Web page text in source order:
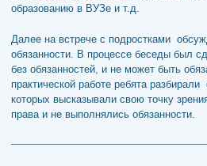
образованию в ВУЗе и т.д.
Далее на встрече с подростками
обязанности. В процессе беседы был
без обязанностей, и не может быть
практической работе ребята
которых высказывали свою точку
права и не выполнялись обязанности.